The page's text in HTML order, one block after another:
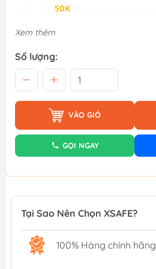
50K
Xem thêm
Số lượng:
VÀO GIỎ
GỌI NGAY
Tại Sao Nên Chọn XSAFE?
100% Hàng chính hãng